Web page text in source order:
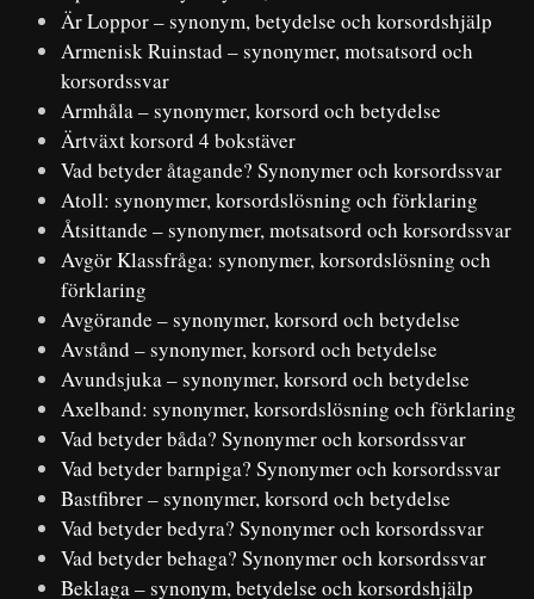
Är Loppor – synonym, betydelse och korsordshjälp
Armenisk Ruinstad – synonymer, motsatsord och
korsordssvar
Armhåla – synonymer, korsord och betydelse
Ärtväxt korsord 4 bokstäver
Vad betyder åtagande? Synonymer och korsordssvar
Atoll: synonymer, korsordslösning och förklaring
Åtsittande – synonymer, motsatsord och korsordssvar
Avgör Klassfråga: synonymer, korsordslösning och
förklaring
Avgörande – synonymer, korsord och betydelse
Avstånd – synonymer, korsord och betydelse
Avundsjuka – synonymer, korsord och betydelse
Axelband: synonymer, korsordslösning och förklaring
Vad betyder båda? Synonymer och korsordssvar
Vad betyder barnpiga? Synonymer och korsordssvar
Bastfibrer – synonymer, korsord och betydelse
Vad betyder bedyra? Synonymer och korsordssvar
Vad betyder behaga? Synonymer och korsordssvar
Beklaga – synonym, betydelse och korsordshjälp